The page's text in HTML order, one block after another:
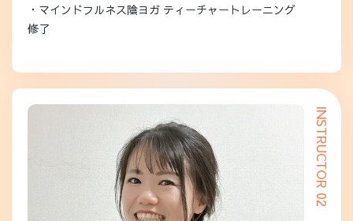
・マインドフルネス陰ヨガ ティーチャートレーニング
修了
INSTRUCTOR 02